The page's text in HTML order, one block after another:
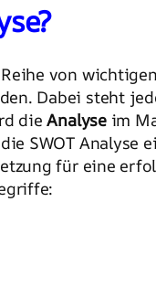
von
Dabei steht
dieAnalyseim
SWOT Analyse
für eine